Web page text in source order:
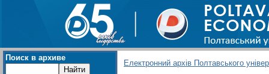
Поиск в архиве
Електронний архів Полтавського